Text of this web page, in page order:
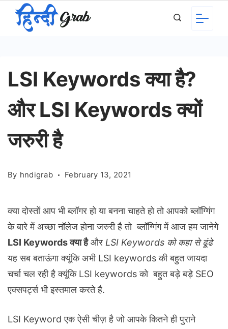
Skip
LSI Keywords क्या है?
और LSI Keywords क्यों
जरुरी है
By hndigrab February 13, 2021
क्या दोस्तों आप भी ब्लॉगर हो या बनना चाहते हो तो आपको ब्लॉग्गिंग
के बारे में अच्छा नॉलेज होना जरुरी है तो ब्लॉग्गिंग में आज हम जानेगे
LSI Keywords क्या हैऔर LSI Keywords को कहा से ढूंढे
यह सब बताऊंगा क्यूंकि अभी LSI keywords की बहुत जायदा
चर्चा चल रही है क्यूंकि LSI keywords को बहुत बड़े बड़े SEO
एक्सपर्ट्स भी इस्तमाल करते है.
LSI Keyword एक ऐसी चीज़ है जो आपके कितने ही पुराने